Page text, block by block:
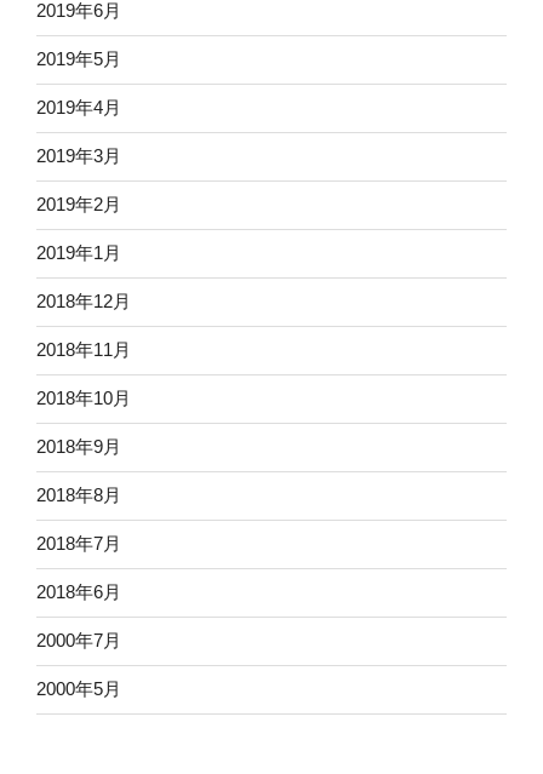
2019年6月
2019年5月
2019年4月
2019年3月
2019年2月
2019年1月
2018年12月
2018年11月
2018年10月
2018年9月
2018年8月
2018年7月
2018年6月
2000年7月
2000年5月